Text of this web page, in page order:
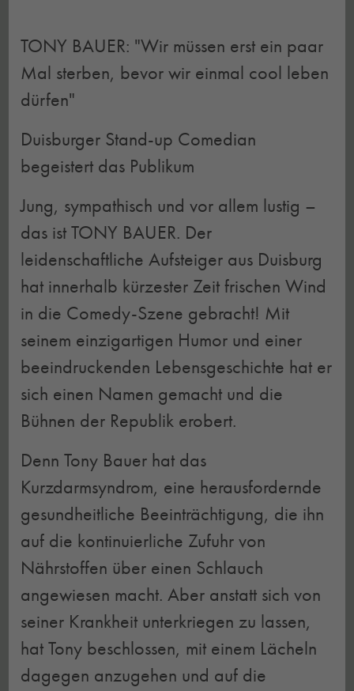
TONY BAUER: "Wir müssen erst ein paar
Mal sterben, bevor wir einmal cool leben
dürfen"
Duisburger Stand-up Comedian
begeistert das Publikum
Jung, sympathisch und vor allem lustig –
das ist TONY BAUER. Der
leidenschaftliche Aufsteiger aus Duisburg
hat innerhalb kürzester Zeit frischen Wind
in die Comedy-Szene gebracht! Mit
seinem einzigartigen Humor und einer
beeindruckenden Lebensgeschichte hat er
sich einen Namen gemacht und die
Bühnen der Republik erobert.
Denn Tony Bauer hat das
Kurzdarmsyndrom, eine herausfordernde
gesundheitliche Beeinträchtigung, die ihn
auf die kontinuierliche Zufuhr von
Nährstoffen über einen Schlauch
angewiesen macht. Aber anstatt sich von
seiner Krankheit unterkriegen zu lassen,
hat Tony beschlossen, mit einem Lächeln
dagegen anzugehen und auf die